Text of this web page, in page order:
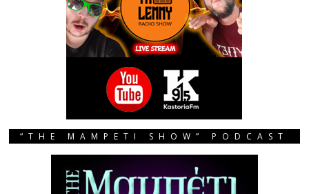
“THE MAMPETI SHOW” PODCAST